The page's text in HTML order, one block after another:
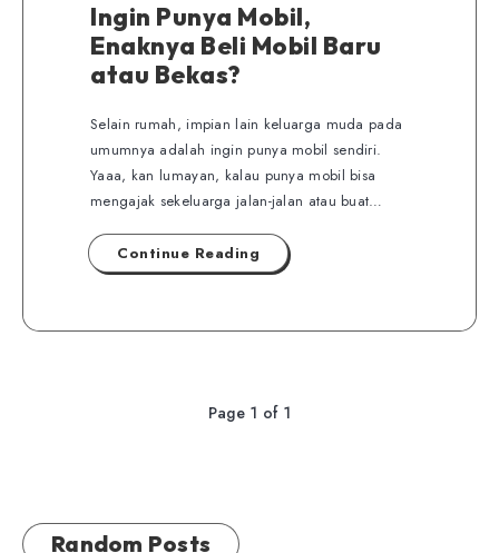
Ingin Punya Mobil,
Enaknya Beli Mobil Baru
atau Bekas?
Selain rumah, impian lain keluarga muda pada
umumnya adalah ingin punya mobil sendiri.
Yaaa, kan lumayan, kalau punya mobil bisa
mengajak sekeluarga jalan-jalan atau buat…
Continue Reading
Page 1 of 1
Random Posts